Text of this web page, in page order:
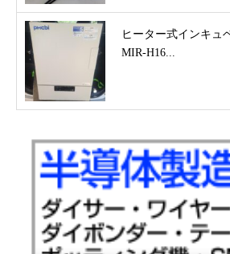
ヒーター式インキ
MIR-H16...